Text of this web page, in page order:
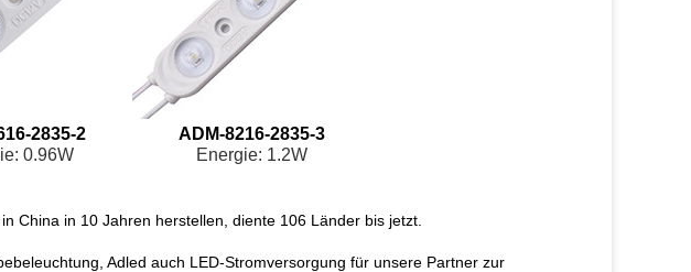
2835-2
0.96W
ADM-8216-2835-3
Energie: 1.2W
China in 10 Jahren herstellen, diente 106 Länder bis jetzt.
Adled auch LED-Stromversorgung für unsere Partner zur